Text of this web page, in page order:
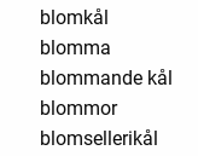
blomkål
blomma
blommande kål
blommor
blomsellerikål